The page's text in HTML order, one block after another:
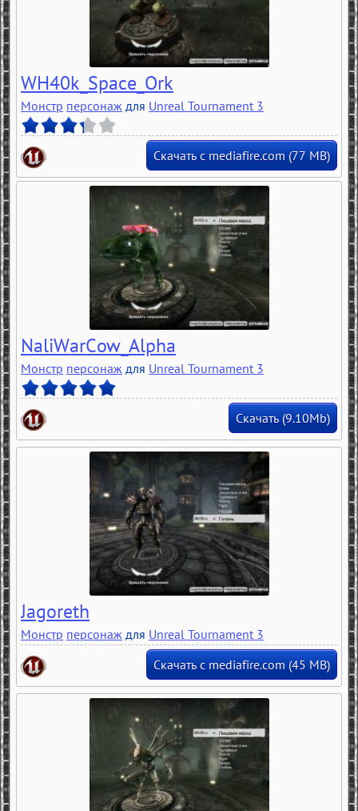
WH40k_Space_Ork
Монстр персонаж для Unreal Tournament 3
Скачать с mediafire.com (77 MB)
NaliWarCow_Alpha
Монстр персонаж для Unreal Tournament 3
Скачать (9.10Mb)
Jagoreth
Монстр персонаж для Unreal Tournament 3
Скачать с mediafire.com (45 MB)